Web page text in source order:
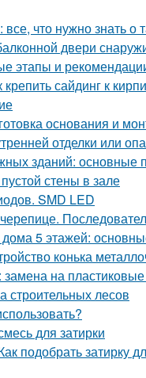
что нужно знать о
двери
этапы и
сайдинг к
основания и
отделки или
зданий: основные
стены в зале
SMD LED
5 этажей:
конька
замена на
лесов
для затирки
подобрать затирку